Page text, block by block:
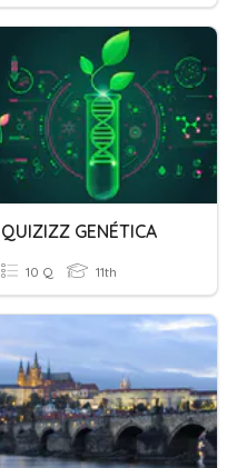
QUIZIZZ GENÉTICA
10 Q 11th